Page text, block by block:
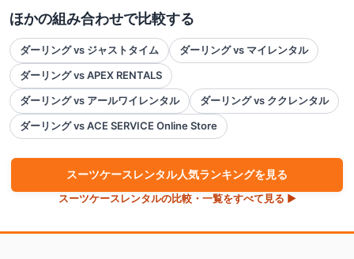
ほかの組み合わせで比較する
ダーリング vs ジャストタイム
ダーリング vs マイレンタル
ダーリング vs APEX RENTALS
ダーリング vs アールワイレンタル
ダーリング vs ククレンタル
ダーリング vs ACE SERVICE Online Store
スーツケースレンタル人気ランキングを見る
スーツケースレンタルの比較・一覧をすべて見る ▶